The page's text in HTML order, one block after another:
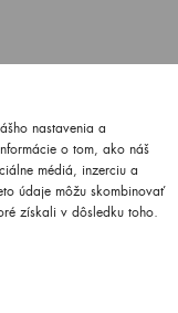
nastavenia a
o tom, ako náš
médiá, inzerciu a
údaje môžu skombinovať
získali v dôsledku toho,